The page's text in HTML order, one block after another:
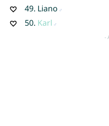
49. Liano
50. Karl